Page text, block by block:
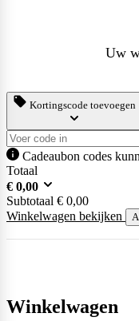
Uw
Kortingscode toevoegen
Cadeaubon codes
Totaal
€ 0,00
Subtotaal € 0,00
Winkelwagen bekijken
Winkelwagen